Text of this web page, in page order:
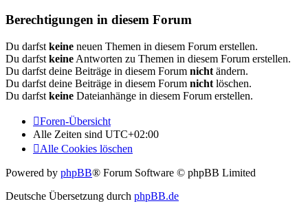
Berechtigungen in diesem Forum
Du darfst keine neuen Themen in diesem Forum erstellen.
Du darfst keine Antworten zu Themen in diesem Forum erstellen.
Du darfst deine Beiträge in diesem Forum nicht ändern.
Du darfst deine Beiträge in diesem Forum nicht löschen.
Du darfst keine Dateianhänge in diesem Forum erstellen.
Foren-Übersicht
Alle Zeiten sind UTC+02:00
Alle Cookies löschen
Powered by phpBB® Forum Software © phpBB Limited
Deutsche Übersetzung durch phpBB.de